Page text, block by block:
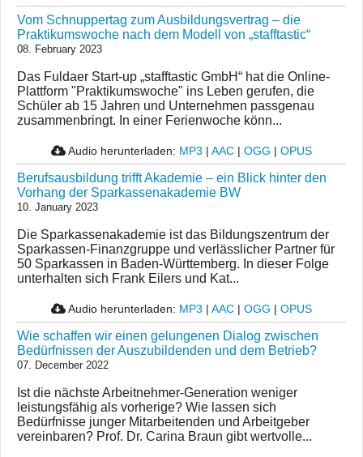
Vom Schnuppertag zum Ausbildungsvertrag – die
Praktikumswoche nach dem Modell von „stafftastic“
08. February 2023
Das Fuldaer Start-up „stafftastic GmbH“ hat die Online-
Plattform "Praktikumswoche" ins Leben gerufen, die
Schüler ab 15 Jahren und Unternehmen passgenau
zusammenbringt. In einer Ferienwoche könn...
Audio herunterladen: MP3 | AAC | OGG | OPUS
Berufsausbildung trifft Akademie – ein Blick hinter den
Vorhang der Sparkassenakademie BW
10. January 2023
Die Sparkassenakademie ist das Bildungszentrum der
Sparkassen-Finanzgruppe und verlässlicher Partner für
50 Sparkassen in Baden-Württemberg. In dieser Folge
unterhalten sich Frank Eilers und Kat...
Audio herunterladen: MP3 | AAC | OGG | OPUS
Wie schaffen wir einen gelungenen Dialog zwischen
Bedürfnissen der Auszubildenden und dem Betrieb?
07. December 2022
Ist die nächste Arbeitnehmer-Generation weniger
leistungsfähig als vorherige? Wie lassen sich
Bedürfnisse junger Mitarbeitenden und Arbeitgeber
vereinbaren? Prof. Dr. Carina Braun gibt wertvolle...